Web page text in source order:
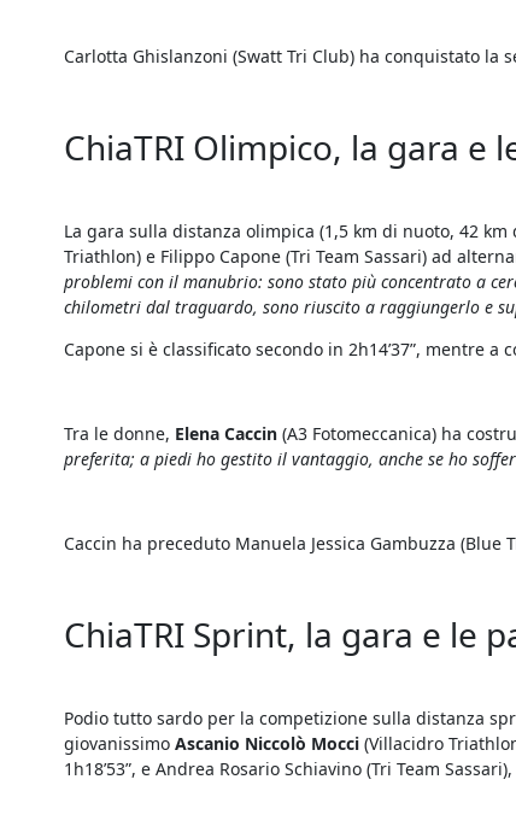
Carlotta Ghislanzoni (Swatt Tri Club) ha conquistato la
ChiaTRI Olimpico, la gara e
La gara sulla distanza olimpica (1,5 km di nuoto, 42
Triathlon) e Filippo Capone (Tri Team Sassari) ad
problemi con il manubrio: sono stato più concentrato a
chilometri dal traguardo, sono riuscito a raggiungerlo e
Capone si è classificato secondo in 2h14’37”, mentre
Tra le donne, Elena Caccin(A3 Fotomeccanica) ha
preferita; a piedi ho gestito il vantaggio, anche se ho
Caccin ha preceduto Manuela Jessica Gambuzza
ChiaTRI Sprint, la gara e le
Podio tutto sardo per la competizione sulla distanza
giovanissimo Ascanio Niccolò Mocci (Villacidro
1h18’53”, e Andrea Rosario Schiavino (Tri Team Sassari),